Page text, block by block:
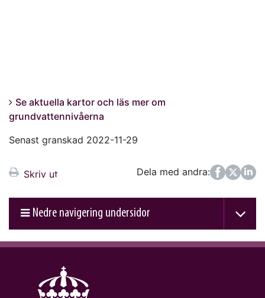
Se aktuella kartor och läs mer om
grundvattennivåerna
Senast granskad 2022-11-29
Skriv ut Dela med andra:
FacebookTwitter
LinkedIn
Nedre navigering undersidor